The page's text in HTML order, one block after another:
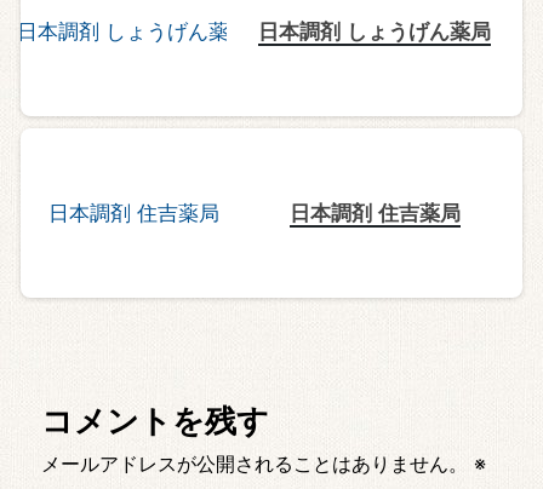
日本調剤 しょうげん薬局
日本調剤 住吉薬局
コメントを残す
メールアドレスが公開されることはありません。
※